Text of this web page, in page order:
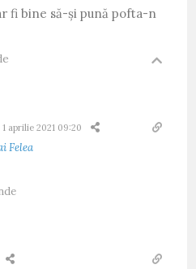
fi bine să-și pună pofta-n
1 aprilie 2021 09:20
Felea